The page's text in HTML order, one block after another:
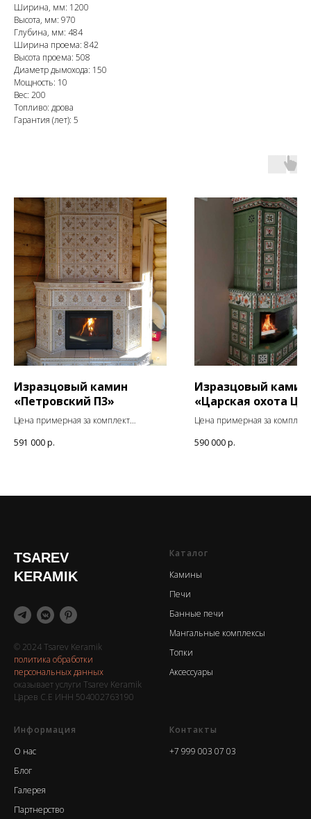
Ширина, мм: 1200
Высота, мм: 970
Глубина, мм: 484
Ширина проема: 842
Высота проема: 508
Диаметр дымохода: 150
Мощность: 10
Вес: 200
Топливо: дрова
Гарантия (лет): 5
Изразцовый камин
«Петровский П3»
Цена примерная за комплект
591 000р.
Изразцовый камин
«Царская охота
Цена примерная за комплект
590 000р.
TSAREV
KERAMIK
© 2024 Tsarev Keramik
политика обработки
персональных данных
оказывает услуги Tsarev Keramik
Царев С.Е ИНН 504002763190
Каталог
Камины
Печи
Банные печи
Мангальные комплексы
Топки
Аксессуары
Информация
О нас
Блог
Галерея
Партнерство
Контакты
+7 999 003 07 03